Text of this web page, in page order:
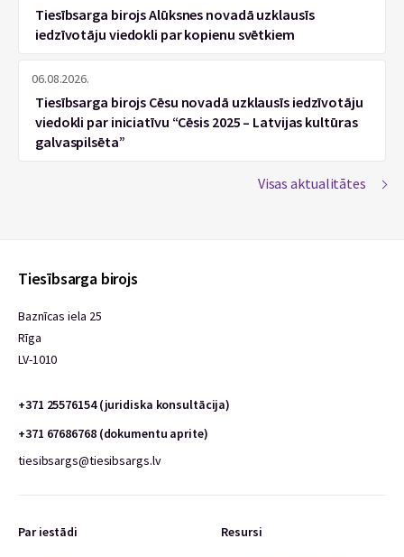
Tiesībsarga birojs Alūksnes novadā uzklausīs
iedzīvotāju viedokli par kopienu svētkiem
06.08.2026.
Tiesībsarga birojs Cēsu novadā uzklausīs iedzīvotāju
viedokli par iniciatīvu “Cēsis 2025 – Latvijas kultūras
galvaspilsēta”
Visas aktualitātes
Tiesībsarga birojs
Baznīcas iela 25
Rīga
LV-1010
+371 25576154 (juridiska konsultācija)
+371 67686768 (dokumentu aprite)
tiesibsargs@tiesibsargs.lv
Par iestādi Resursi